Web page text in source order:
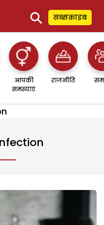
⚲ सब्सक्राइब
आपकी
समस्याएं
राजनीति